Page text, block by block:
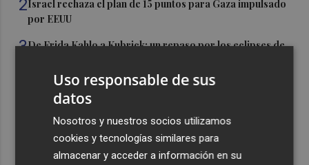
2Israel rechaza el plan de 15 puntos para Gaza impulsado
por EEUU
3De Frida Kahlo a Kubrick: un repaso por los eclipses de
El Villarreal cierra la pretemporada con buenas
sensaciones y Ayoze como goleador
Más de medio millar de festeros de Ufece se reivindican
en el pregón en Elche: "se nota, se siente, el campo está
presente"
Uso responsable de sus
datos
Nosotros y nuestros socios utilizamos
cookies y tecnologías similares para
almacenar y acceder a información en su